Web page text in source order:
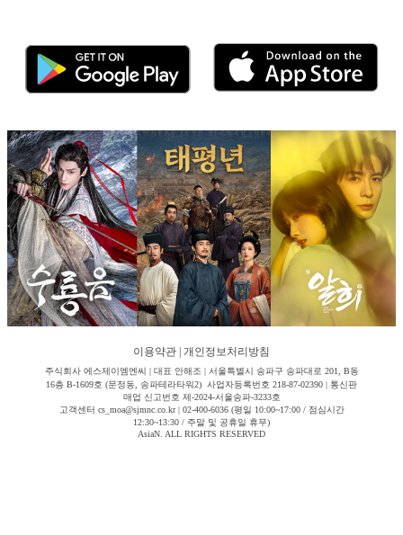
이용약관 개인정보처리방침
주식회사 에스제이엠엔씨 | 대표 안해조 | 서울특별시 송파구 송파대로 201, B동
16층 B-1609호 (문정동, 송파테라타워2) 사업자등록번호 218-87-02390 | 통신판
매업 신고번호 제-2024-서울송파-3233호
고객센터 cs_moa@sjmnc.co.kr | 02-400-6036 (평일 10:00~17:00 / 점심시간
12:30~13:30 / 주말 및 공휴일 휴무)
AsiaN. ALL RIGHTS RESERVED